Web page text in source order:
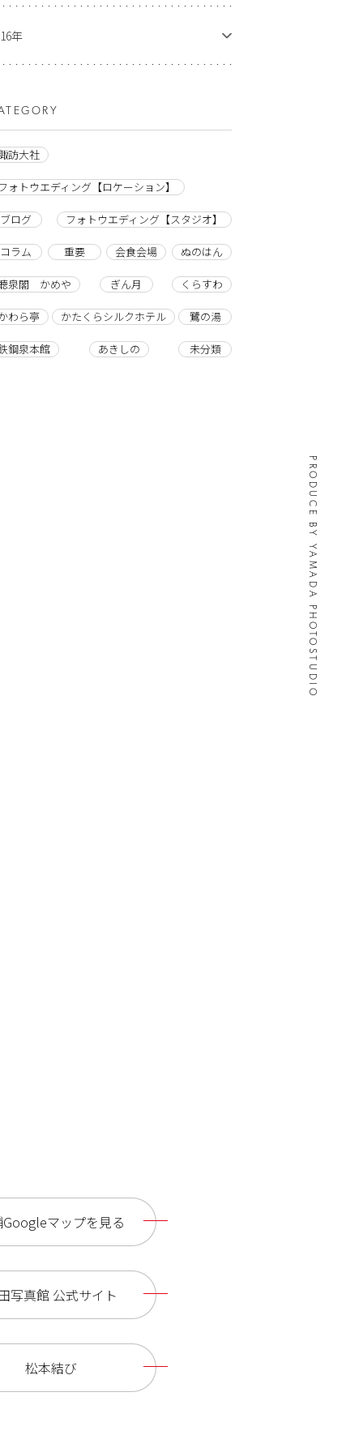
PRODUCE BY YAMADA PHOTOSTUDIO
年
訪大社
フォトウエディング【ロケーション】
ブログ フォトウエディング【スタジオ】
コラム 重要 会食会場 ぬのはん
泉閣 かめや ぎん月 くらすわ
わら亭 かたくらシルクホテル 鷺の湯
鋼泉本館 あきしの 未分類
Googleマップを見る
写真館 公式サイト
松本結び